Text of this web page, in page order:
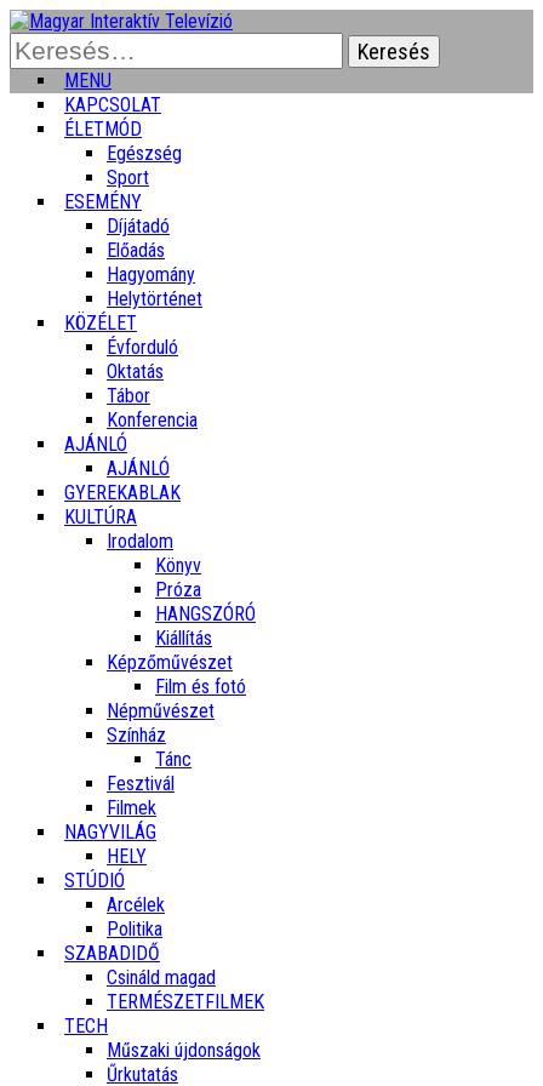
Keresés:
MENU
KAPCSOLAT
ÉLETMÓD
Egészség
Sport
ESEMÉNY
Díjátadó
Előadás
Hagyomány
Helytörténet
KÖZÉLET
Évforduló
Oktatás
Tábor
Konferencia
AJÁNLÓ
AJÁNLÓ
GYEREKABLAK
KULTÚRA
Irodalom
Könyv
Próza
HANGSZÓRÓ
Kiállítás
Képzőművészet
Film és fotó
Népművészet
Színház
Tánc
Fesztivál
Filmek
NAGYVILÁG
HELY
STÚDIÓ
Arcélek
Politika
SZABADIDŐ
Csináld magad
TERMÉSZETFILMEK
TECH
Műszaki újdonságok
Űrkutatás